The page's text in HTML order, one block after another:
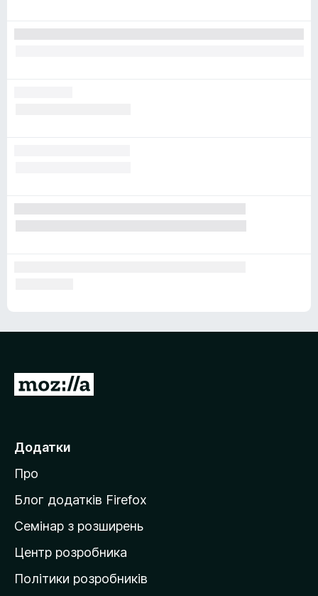
П
е
й
т
и
а
д
о
Додатки
Про
Блог додатків Firefox
Семінар з розширень
Центр розробника
Політики розробників